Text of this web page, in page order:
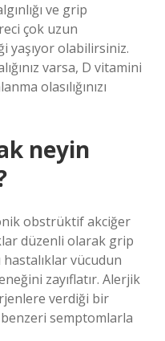
ve grip
çok uzun
yaşıyor olabilirsiniz.
varsa, D vitamini
olasılığınızı
neyin
obstrüktif akciğer
düzenli olarak grip
hastalıklar vücudun
zayıflatır. Alerjik
verdiği bir
semptomlarla